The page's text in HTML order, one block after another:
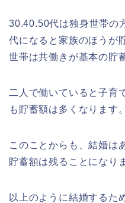
30.40.50代は独身世帯の
代になると家族のほうが
世帯は共働きが基本の貯
二人で働いていると子育
も貯蓄額は多くなります。
このことからも、結婚は
貯蓄額は残ることになり
以上のように結婚するた